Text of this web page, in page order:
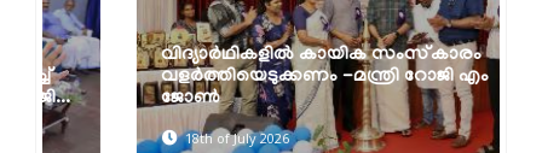
വിദ്യാർഥികളിൽ കായിക സംസ്‌കാരം
വളർത്തിയെടുക്കണം -മന്ത്രി റോജി എം
ജോൺ
18th of July 2026